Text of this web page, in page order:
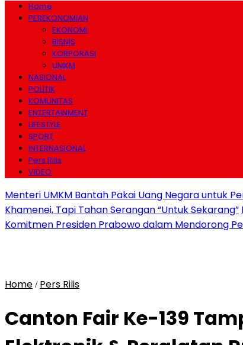
Home
PEREKONOMIAN
EKONOMI
BISNIS
KORPORASI
UMKM
NASIONAL
POLITIK
KOMUNITAS
ENTERTAINMENT
LIFESTYLE
SPORT
INTERNASIONAL
Pers Rilis
VIDEO
Menteri UMKM Bantah Pakai Uang Negara untuk
Khamenei, Tapi Tahan Serangan “Untuk Sekarang”
Komitmen Presiden Prabowo dalam Mendorong
Home / Pers Rilis
Canton Fair Ke-139